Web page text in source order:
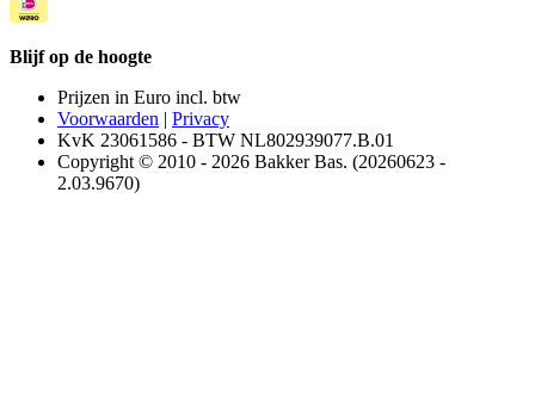
Blijf op de hoogte
Prijzen in Euro incl. btw
Voorwaarden | Privacy
KvK 23061586 - BTW NL802939077.B.01
Copyright © 2010 - 2026 Bakker Bas. (20260623 -
2.03.9670)